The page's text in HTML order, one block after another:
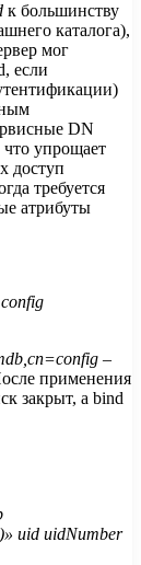
к большинству
каталога),
мог
если
DN
что упрощает
доступ
требуется
атрибуты
–
применения
закрыт, а bind
uid uidNumber